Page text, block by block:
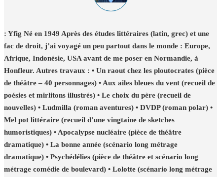
: Yfig Né en 1949 Après des études littéraires (latin, grec) et une
fac de droit, j’ai voyagé un peu partout dans le monde : Europe,
Afrique, Indonésie, USA avant de me poser en Normandie, à
Honfleur. Autres travaux : • Un raout chez les ploutocrates (pièce
de théâtre – 40 personnages) • Aux ailes bleues du vent (recueil de
poésies et mirlitons illustrés) • Le choix du père (recueil de
nouvelles) • Ludmilla (roman aventures) • DVDP (roman polar) •
Mel pot littéraire (recueil d’une vingtaine de sketches
humoristiques) • Apocalypse nucléaire (pièce de théâtre
dramatique) • La bonne année (scénario long métrage
dramatique) • Psychédélies (pièce de théâtre et scénario long
métrage comédie de boulevard) • Lolotte (scénario long métrage